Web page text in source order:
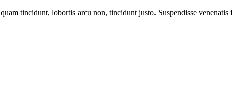
tincidunt, lobortis arcu non, tincidunt justo. Suspendisse